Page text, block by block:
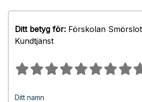
Ditt betyg för: Förskolan
Kundtjänst
Ditt namn